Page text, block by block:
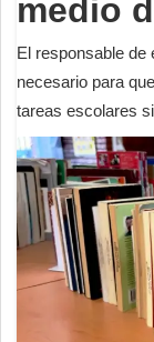
medio
El responsable de
necesario para
tareas escolares